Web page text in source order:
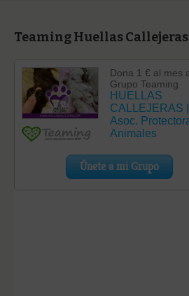
Teaming Huellas Callejeras